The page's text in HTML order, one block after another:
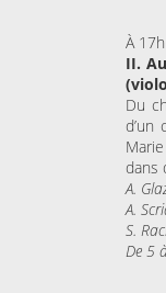
À 17h
II.
Du
d’un
dans
A.
A.
S.
De 5